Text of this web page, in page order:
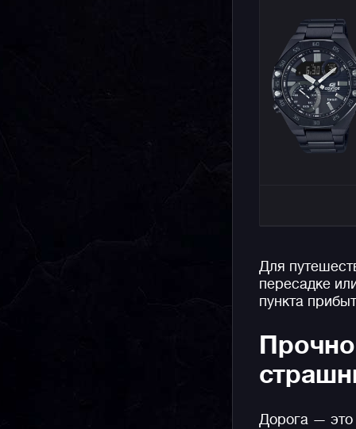
Для
пересадке
пункта
Дорога — это